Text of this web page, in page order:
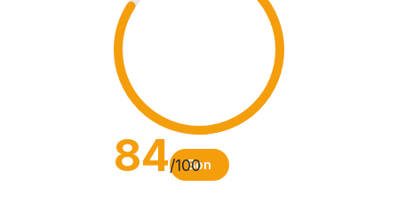
84/100
Bon